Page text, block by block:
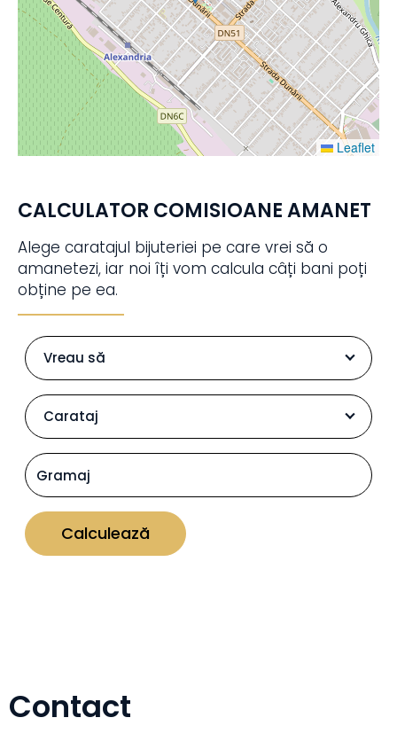
Leaflet
CALCULATOR COMISIOANE AMANET
Alege caratajul bijuteriei pe care vrei să o
amanetezi, iar noi îți vom calcula câți bani poți
obține pe ea.
Vreau să
Carataj
Calculează
Contact